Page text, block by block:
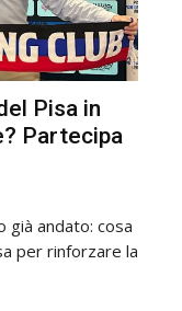
Pisa in
Partecipa
già andato: cosa
per rinforzare la